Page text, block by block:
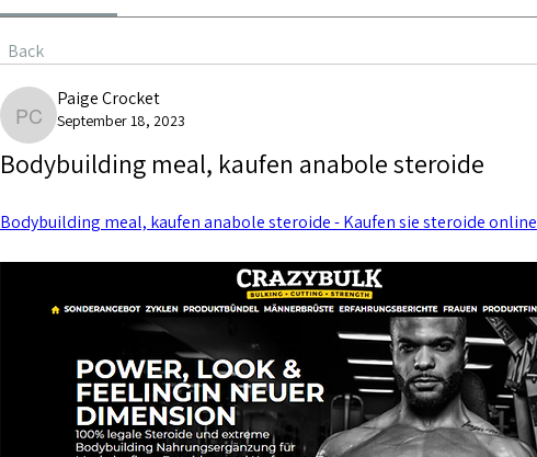
Back
Paige Crocket
Paige Crocket
September 18, 2023
Bodybuilding meal, kaufen anabole steroide
Bodybuilding meal, kaufen anabole steroide - Kaufen sie steroide online